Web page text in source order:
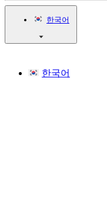
한국어
한국어